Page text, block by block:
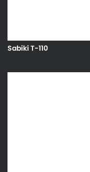
Sabiki T-110